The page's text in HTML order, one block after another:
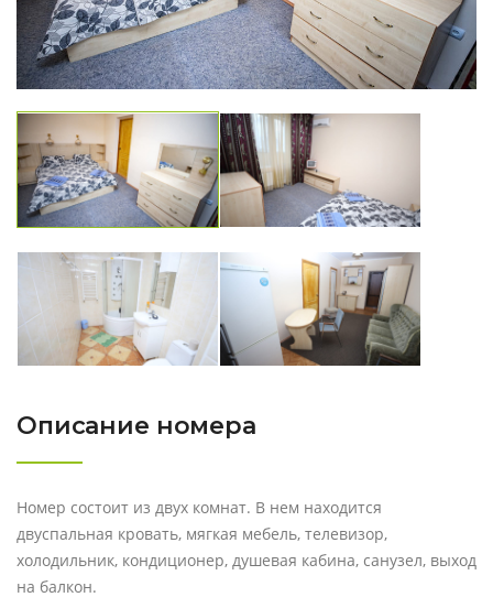
Описание номера
Номер состоит из двух комнат. В нем находится
двуспальная кровать, мягкая мебель, телевизор,
холодильник, кондиционер, душевая кабина, санузел, выход
на балкон.